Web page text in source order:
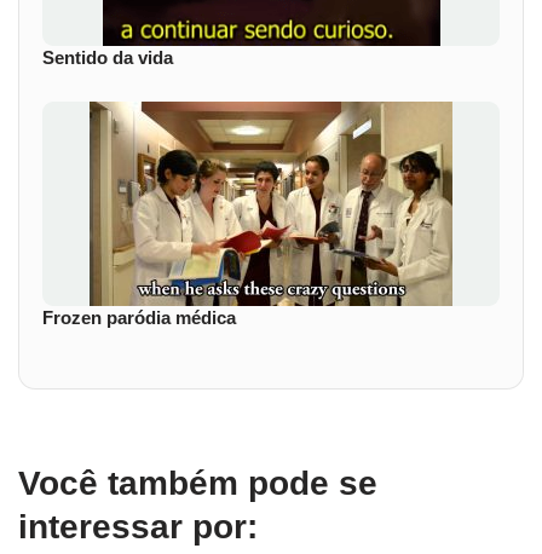
Sentido da vida
Frozen paródia médica
Você também pode se
interessar por: